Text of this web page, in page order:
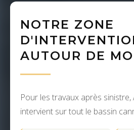
NOTRE ZONE
AUTOUR DE
Pour les travaux après sinistre,
intervient sur tout le bassin